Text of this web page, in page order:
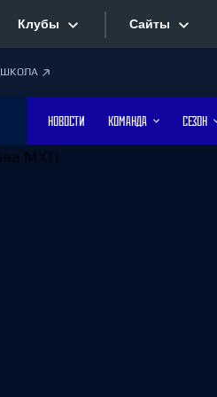
Клубы
Дивизион Боброва
Лада
Сайты
ШКОЛА
НОВОСТИ КОМАНДА СЕЗОН